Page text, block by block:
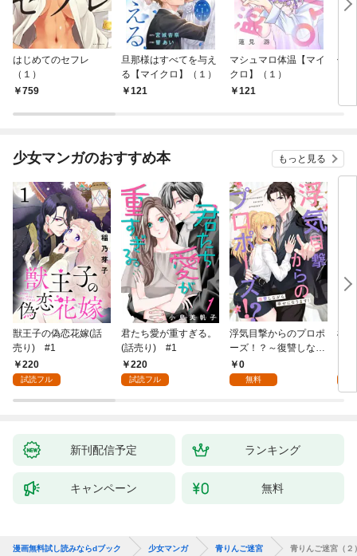
はじめてのセフレ
（１）
759
旦那様はすべてを与え
る【マイクロ】（１）
121
マシュマロ体温【マイ
クロ】（１）
121
信
少女マンガのおすすめ本 もっと見る
獣王子の偽恋花嫁(話
売り) #1
220
試読フル
君たち愛が重すぎる。
(話売り) #1
220
試読フル
浮気目撃からのプロポ
ーズ！？～復讐しなが
ら幸せになります！～
1
0
無料
桜
新刊配信予定 ランキング
キャンペーン 無料
漫画無料試し読みならdブック 少女マンガ 青りんご迷宮 青りんご迷宮（２